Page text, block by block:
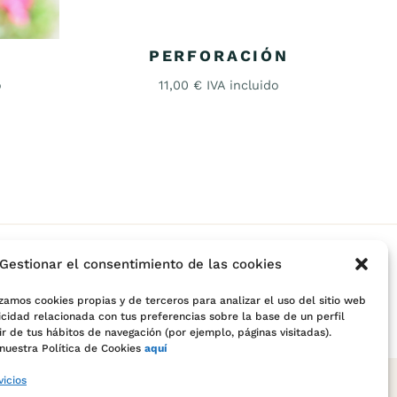
Gestionar el consentimiento de las cookies
cookies propias y de terceros para analizar el uso del sitio web
relacionada con tus preferencias sobre la base de un perfil
de tus hábitos de navegación (por ejemplo, páginas visitadas).
Política de Cookies aquí
PERFORACIÓN
11,00 € IVA incluido